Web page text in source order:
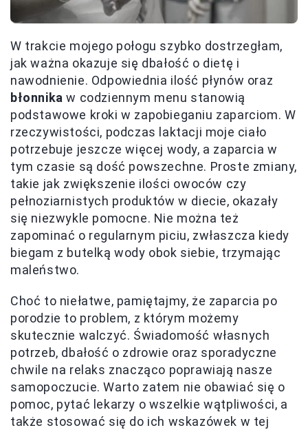
W trakcie mojego połogu szybko dostrzegłam,
jak ważna okazuje się dbałość o dietę i
nawodnienie. Odpowiednia ilość płynów oraz
błonnika w codziennym menu stanowią
podstawowe kroki w zapobieganiu zaparciom. W
rzeczywistości, podczas laktacji moje ciało
potrzebuje jeszcze więcej wody, a zaparcia w
tym czasie są dość powszechne. Proste zmiany,
takie jak zwiększenie ilości owoców czy
pełnoziarnistych produktów w diecie, okazały
się niezwykle pomocne. Nie można też
zapominać o regularnym piciu, zwłaszcza kiedy
biegam z butelką wody obok siebie, trzymając
maleństwo.
Choć to niełatwe, pamiętajmy, że zaparcia po
porodzie to problem, z którym możemy
skutecznie walczyć. Świadomość własnych
potrzeb, dbałość o zdrowie oraz sporadyczne
chwile na relaks znacząco poprawiają nasze
samopoczucie. Warto zatem nie obawiać się o
pomoc, pytać lekarzy o wszelkie wątpliwości, a
także stosować się do ich wskazówek w tej